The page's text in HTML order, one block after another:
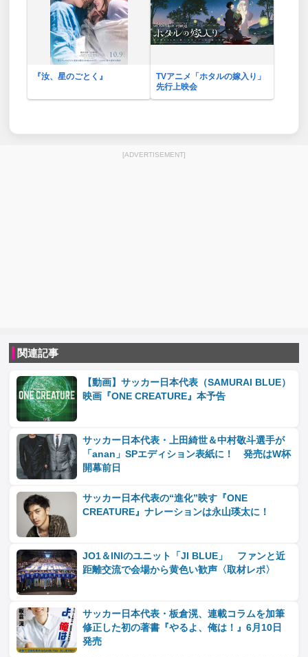
『汝、星のごとく』
TVアニメ「ホタルの嫁入り」
先行上映会
[ADVERTISEMENT]
関連記事
【動画】サッカー⽇本代表（SAMURAI BLUE）
映画『ONE CREATURE』本予告
サッカー日本代表・上田綺世＆中村敬斗選手が
「anan」SPエディション表紙に！ 発売はW杯
開幕前日
サッカー日本代表の“進化”映す『ONE
CREATURE』ナレーションは永⼭瑛太に！
JO1＆INIのユニット「JI BLUE」 ファンと近
距離交流で会場から黄色い歓声〈取材レポ〉
サッカー日本代表・板倉滉、連載コラムを加筆
修正した初の著書『やるよ、俺は！』6月10日
発売